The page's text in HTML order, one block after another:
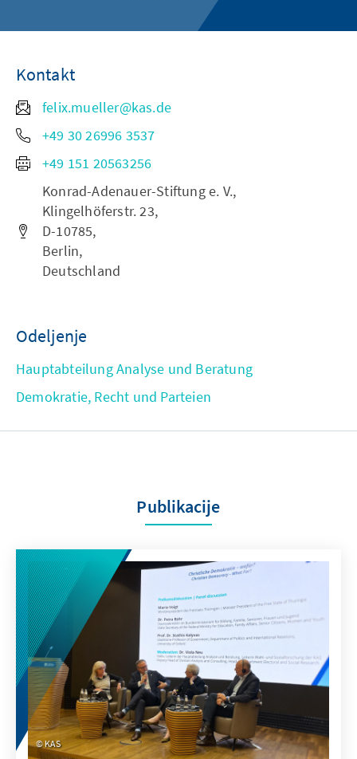
Kontakt
felix.mueller@kas.de
+49 30 26996 3537
+49 151 20563256
Konrad-Adenauer-Stiftung e. V.,
Klingelhöferstr. 23,
D-10785,
Berlin,
Deutschland
Odeljenje
Hauptabteilung Analyse und Beratung
Demokratie, Recht und Parteien
Publikacije
KAS